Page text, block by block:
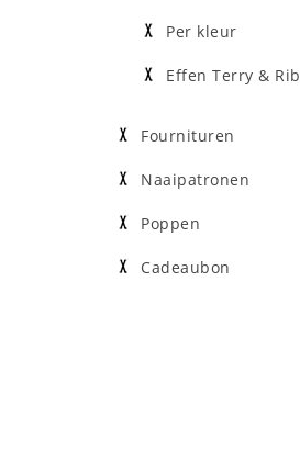
Per kleur
Effen Terry & Rib
Fournituren
Naaipatronen
Poppen
Cadeaubon